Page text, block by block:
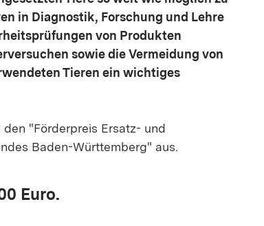
in Diagnostik, Forschung und Lehre
von Produkten
sowie die Vermeidung von
Tieren ein wichtiges
"Förderpreis Ersatz- und
Baden-Württemberg" aus.
Euro.